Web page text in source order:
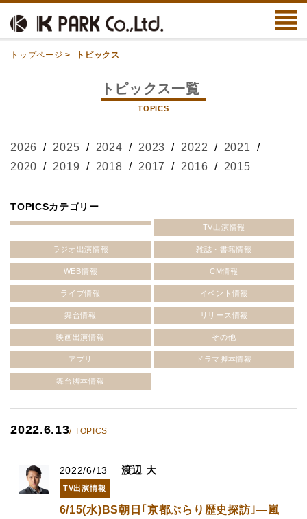
トップページ > トピックス
トピックス一覧
TOPICS
2026 / 2025 / 2024 / 2023 / 2022 / 2021 /
2020 / 2019 / 2018 / 2017 / 2016 / 2015
TOPICSカテゴリー
TV出演情報
ラジオ出演情報 雑誌・書籍情報
WEB情報 CM情報
ライブ情報 イベント情報
舞台情報 リリース情報
映画出演情報 その他
アプリ ドラマ脚本情報
舞台脚本情報
2022.6.13/ TOPICS
2022/6/13 渡辺 大
TV出演情報
6/15(水)BS朝日｢京都ぶらり歴史探訪｣―嵐